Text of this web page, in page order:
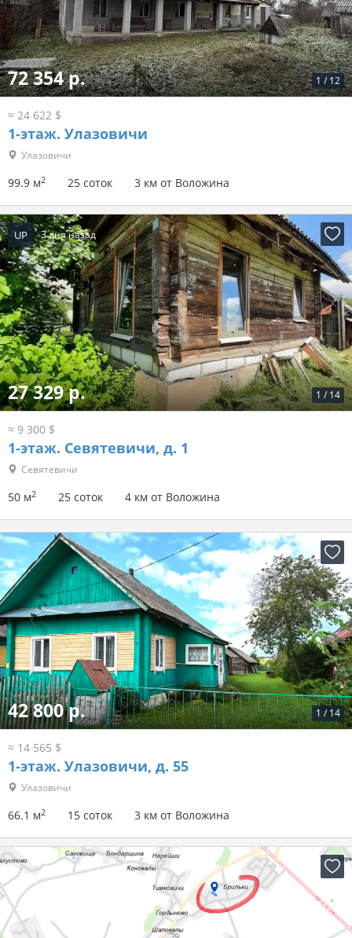
1/ 12
72 354 р.
≈ 24 622 $
1-этаж. Улазовичи
Улазовичи
99.9 м2 25 соток 3 км от Воложина
UP 3 дня назад
1 / 14
27 329 р.
≈ 9 300 $
1-этаж. Севятевичи, д. 1
Севятевичи
50 м2 25 соток 4 км от Воложина
1 / 14
42 800 р.
≈ 14 565 $
1-этаж. Улазовичи, д. 55
Улазовичи
66.1 м2 15 соток 3 км от Воложина